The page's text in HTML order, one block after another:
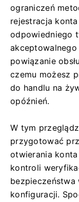
ograniczeń
rejestracja
odpowiedniego
powiązanie
czemu możesz
do handlu na
opóźnień.
W tym
przygotować
otwierania
kontroli
bezpieczeństwa
konfiguracji.